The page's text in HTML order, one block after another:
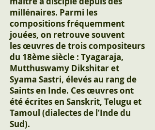
millénaires. Parmi les
compositions fréquemment
jouées, on retrouve souvent
les œuvres de trois compositeurs
du 18ème siècle : Tyagaraja,
Mutthuswamy Dikshitar et
Syama Sastri, élevés au rang de
Saints en Inde. Ces œuvres ont
été écrites en Sanskrit, Telugu et
Tamoul (dialectes de l’Inde du
Sud).